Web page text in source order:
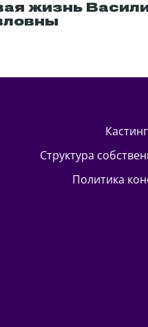
жизнь
Структура
Политика